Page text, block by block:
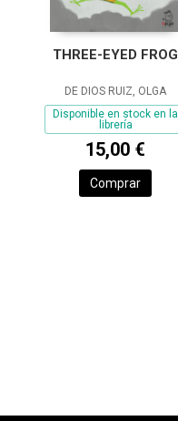
THREE-EYED FROG
DE DIOS RUIZ, OLGA
Disponible en stock en la
librería
15,00 €
Comprar